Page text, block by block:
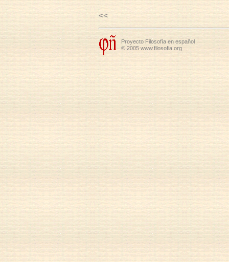
<<
Proyecto Filosofía en español
© 2005 www.filosofia.org